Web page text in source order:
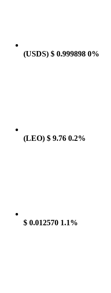
(USDS) $ 0.999898 0%
(LEO) $ 9.76 0.2%
$ 0.012570 1.1%